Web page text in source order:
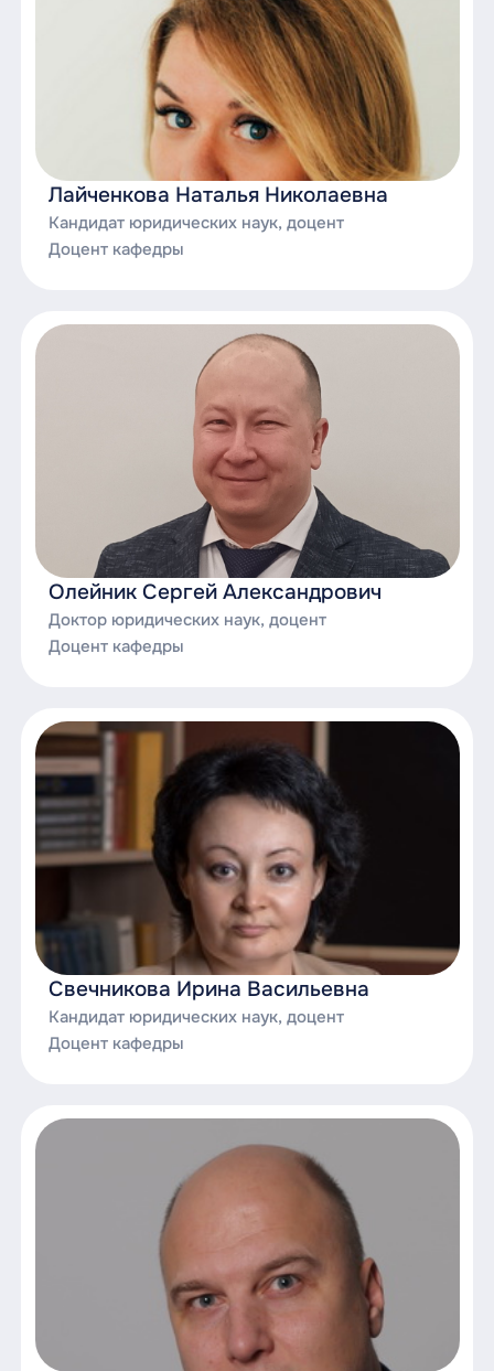
Лайченкова Наталья Николаевна
Кандидат юридических наук, доцент
Доцент кафедры
Олейник Сергей Александрович
Доктор юридических наук, доцент
Доцент кафедры
Свечникова Ирина Васильевна
Кандидат юридических наук, доцент
Доцент кафедры